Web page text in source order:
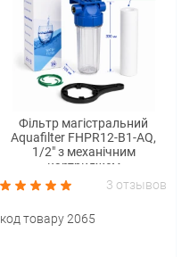
Фільтр магістральний
Aquafilter FHPR12-B1-AQ,
1/2" з механічним
картриджем
3 отзывов
код товару 2065